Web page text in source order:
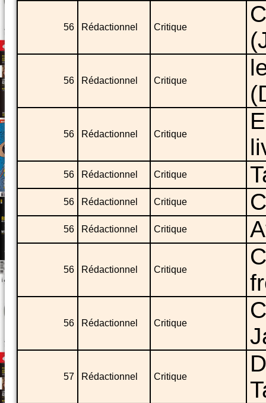
56 Rédactionnel Critique
56 Rédactionnel Critique
56 Rédactionnel Critique
56 Rédactionnel Critique
56 Rédactionnel Critique
56 Rédactionnel Critique
56 Rédactionnel Critique
56 Rédactionnel Critique
57 Rédactionnel Critique